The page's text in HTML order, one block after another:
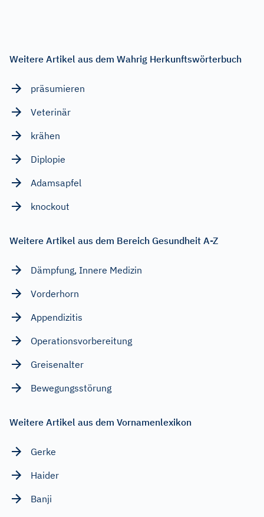
Weitere Artikel aus dem Wahrig Herkunftswörterbuch
präsumieren
Veterinär
krähen
Diplopie
Adamsapfel
knockout
Weitere Artikel aus dem Bereich Gesundheit A-Z
Dämpfung, Innere Medizin
Vorderhorn
Appendizitis
Operationsvorbereitung
Greisenalter
Bewegungsstörung
Weitere Artikel aus dem Vornamenlexikon
Gerke
Haider
Banji